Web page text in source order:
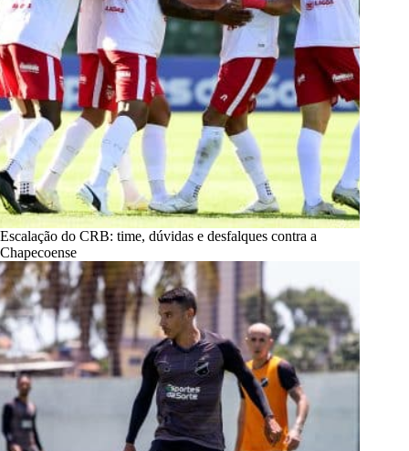
Escalação do CRB: time, dúvidas e desfalques contra a
Chapecoense